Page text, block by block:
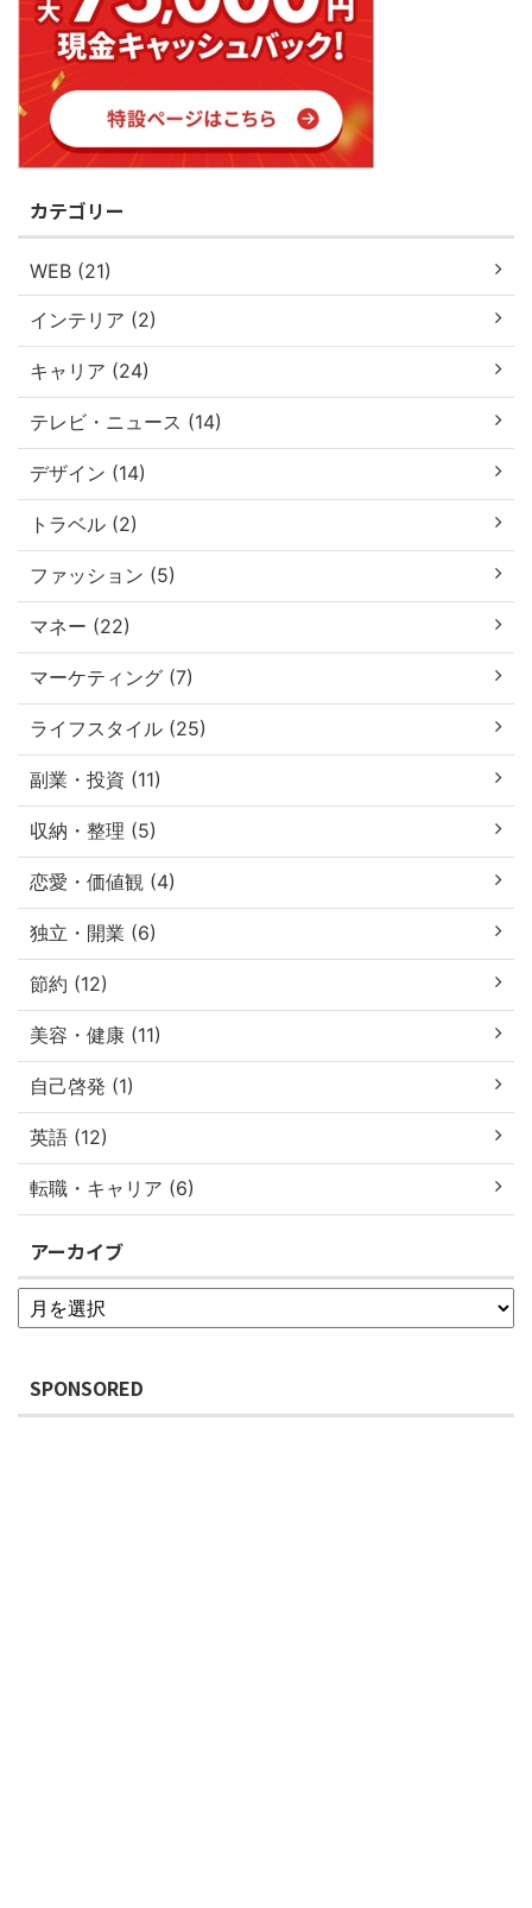
カテゴリー
WEB (21)
インテリア (2)
キャリア (24)
テレビ・ニュース (14)
デザイン (14)
トラベル (2)
ファッション (5)
マネー (22)
マーケティング (7)
ライフスタイル (25)
副業・投資 (11)
収納・整理 (5)
恋愛・価値観 (4)
独立・開業 (6)
節約 (12)
美容・健康 (11)
自己啓発 (1)
英語 (12)
転職・キャリア (6)
アーカイブ
SPONSORED